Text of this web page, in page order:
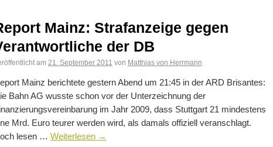
Mainz: Strafanzeige gegen
der DB
am 21. September 2011 von Matthias von Herrmann
Mainz berichtete gestern Abend um 21:45 in der ARD Brisantes:
Bahn AG wusste schon vor der Unterzeichnung der
im Jahr 2009, dass Stuttgart 21 mindestens
Mrd. Euro teurer werden wird, als damals offiziell veranschlagt.
lesen … Weiterlesen →